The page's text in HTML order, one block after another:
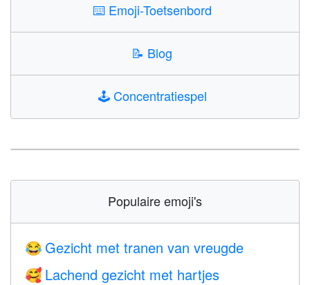
⌨️ Emoji-Toetsenbord
📝 Blog
🕹️Concentratiespel
Populaire emoji's
😂 Gezicht met tranen van vreugde
🥰 Lachend gezicht met hartjes